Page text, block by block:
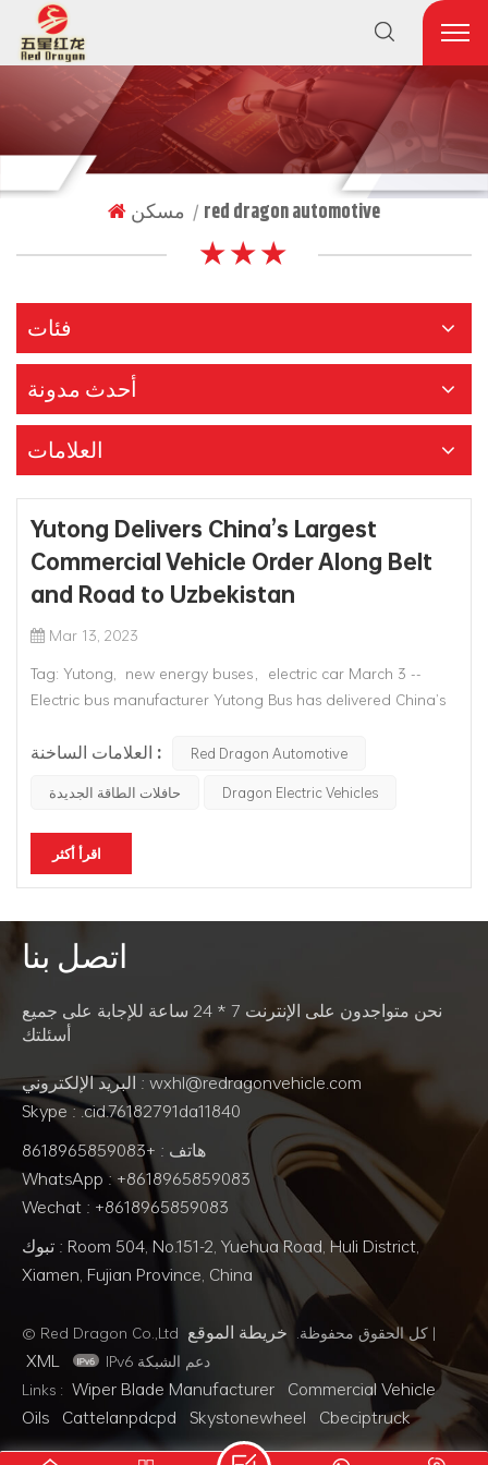
مسكن | red dragon automotive
★ ★ ★
فئات
أحدث مدونة
العلامات
Yutong Delivers China’s Largest
Commercial Vehicle Order Along Belt
and Road to Uzbekistan
Mar 13, 2023
Tag: Yutong, new energy buses，electric car March 3 --
Electric bus manufacturer Yutong Bus has delivered China’s
Initiative to Uzbekistan.Yutong delivered 800 buses -- 300
Uzbekis...
العلامات الساخنة :
Red Dragon Automotive
حافلات الطاقة الجديدة
Dragon Electric Vehicles
اقرأ أكثر
اتصل بنا
نحن متواجدون على الإنترنت 7 * 24 ساعة للإجابة على جميع
أسئلتك
البريد الإلكتروني : wxhl@redragonvehicle.com
Skype : .cid.76182791da11840
هاتف : +8618965859083
WhatsApp : +8618965859083
Wechat : +8618965859083
تبوك : Room 504, No.151-2, Yuehua Road, Huli District,
Xiamen, Fujian Province, China
© Red Dragon Co.,Ltd كل الحقوق محفوظة. خريطة الموقع |
XML
IPv6 دعم الشبكة
Links : Wiper Blade Manufacturer Commercial Vehicle
Oils Cattelanpdcpd Skystonewheel Cbeciptruck